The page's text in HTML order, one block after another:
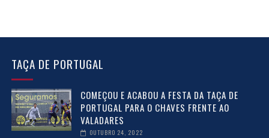
TAÇA DE PORTUGAL
COMEÇOU E ACABOU A FESTA DA TAÇA DE
PORTUGAL PARA O CHAVES FRENTE AO
VALADARES
OUTUBRO 24, 2022